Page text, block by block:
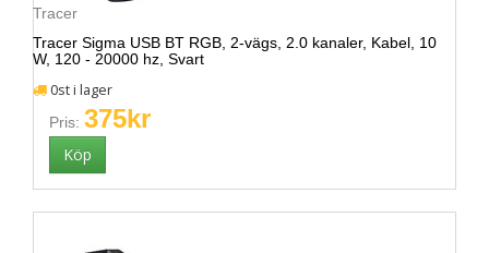
Tracer
Tracer Sigma USB BT RGB, 2-vägs, 2.0 kanaler, Kabel, 10
W, 120 - 20000 hz, Svart
0st i lager
Pris: 375kr